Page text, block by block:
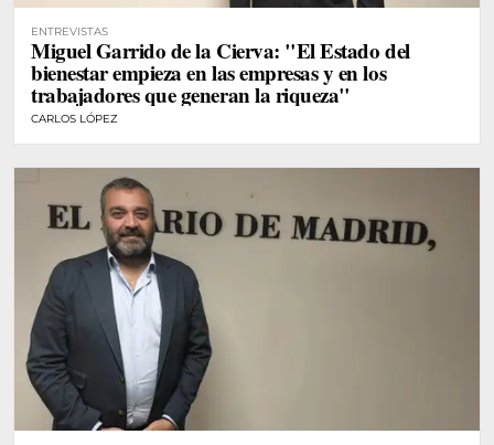
ENTREVISTAS
Miguel Garrido de la Cierva: "El Estado del
bienestar empieza en las empresas y en los
trabajadores que generan la riqueza"
CARLOS LÓPEZ